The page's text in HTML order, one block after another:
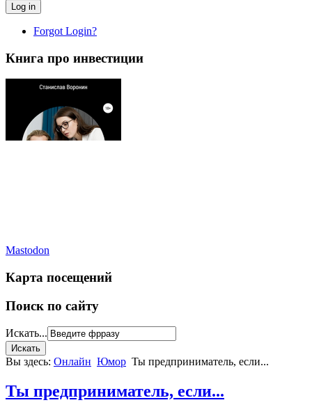
Log in
Forgot Login?
Книга про инвестиции
Mastodon
Карта посещений
Поиск по сайту
Искать...
Вы здесь: Онлайн Юмор Ты предприниматель, если...
Ты предприниматель, если...